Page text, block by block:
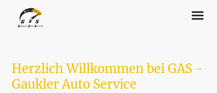
Herzlich Willkommen bei GAS -
Gaukler Auto Service